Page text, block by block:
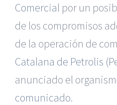
Comercial por un
de los compromisos
de la operación de
Catalana de Petrolis
anunciado el
comunicado.